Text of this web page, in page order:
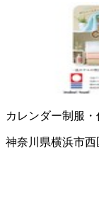
カレンダー制服・
神奈川県横浜市